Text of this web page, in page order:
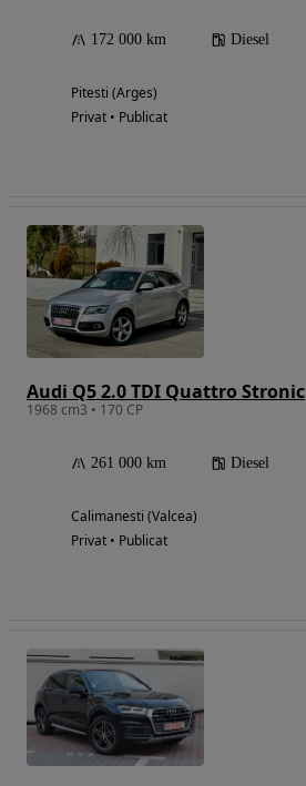
172 000 km Diesel
Pitesti (Arges)
Privat • Publicat
Audi Q5 2.0 TDI Quattro Stronic
1968 cm3 • 170 CP
261 000 km Diesel
Calimanesti (Valcea)
Privat • Publicat